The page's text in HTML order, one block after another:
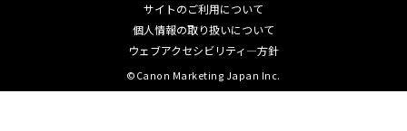
サイトのご利用について
個人情報の取り扱いについて
ウェブアクセシビリティ―方針
©Canon Marketing Japan Inc.